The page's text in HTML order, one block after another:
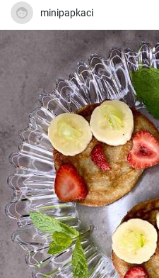
minipapkaci